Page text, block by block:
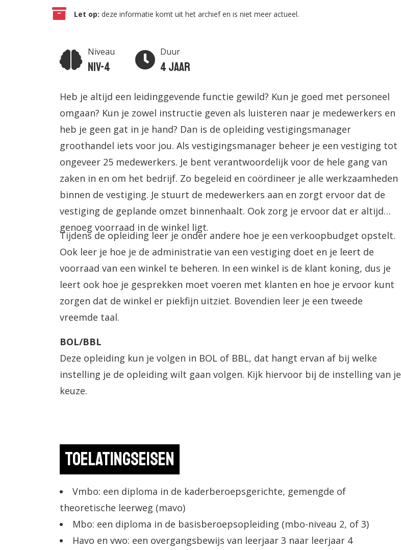
Let op: deze informatie komt uit het archief en is niet meer actueel.
Niveau
Niv-4
Duur
4 jaar
Heb je altijd een leidinggevende functie gewild? Kun je goed met personeel
omgaan? Kun je zowel instructie geven als luisteren naar je medewerkers en
heb je geen gat in je hand? Dan is de opleiding vestigingsmanager
groothandel iets voor jou. Als vestigingsmanager beheer je een vestiging tot
ongeveer 25 medewerkers. Je bent verantwoordelijk voor de hele gang van
zaken in en om het bedrijf. Zo begeleid en coördineer je alle werkzaamheden
binnen de vestiging. Je stuurt de medewerkers aan en zorgt ervoor dat de
vestiging de geplande omzet binnenhaalt. Ook zorg je ervoor dat er altijd
genoeg voorraad in de winkel ligt.
Tijdens de opleiding leer je onder andere hoe je een verkoopbudget opstelt.
Ook leer je hoe je de administratie van een vestiging doet en je leert de
voorraad van een winkel te beheren. In een winkel is de klant koning, dus je
leert ook hoe je gesprekken moet voeren met klanten en hoe je ervoor kunt
zorgen dat de winkel er piekfijn uitziet. Bovendien leer je een tweede
vreemde taal.
BOL/BBL
Deze opleiding kun je volgen in BOL of BBL, dat hangt ervan af bij welke
instelling je de opleiding wilt gaan volgen. Kijk hiervoor bij de instelling van je
keuze.
Toelatingseisen
Vmbo: een diploma in de kaderberoepsgerichte, gemengde of
theoretische leerweg (mavo)
Mbo: een diploma in de basisberoepsopleiding (mbo-niveau 2, of 3)
Havo en vwo: een overgangsbewijs van leerjaar 3 naar leerjaar 4